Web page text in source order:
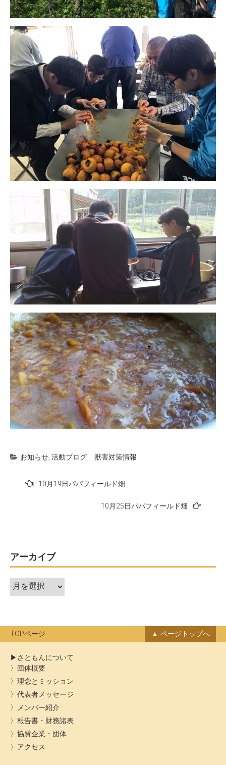
お知らせ 活動ブログ 獣害対策情報
ー
シ
ョ
10月19日パパフィールド畑
10月25日パパフィールド畑
アーカイブ
ア
ー
ブ
TOPページ ページトップへ
さともんについて
団体概要
理念とミッション
代表者メッセージ
メンバー紹介
報告書・財務諸表
協賛企業・団体
アクセス